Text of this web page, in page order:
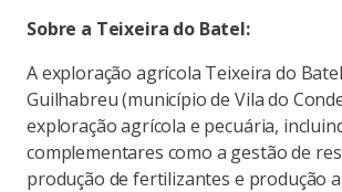
Sobre a Teixeira do Batel:
A exploração agrícola Teixeira do
Guilhabreu (município de Vila do
exploração agrícola e pecuária,
complementares como a gestão de
produção de fertilizantes e produção